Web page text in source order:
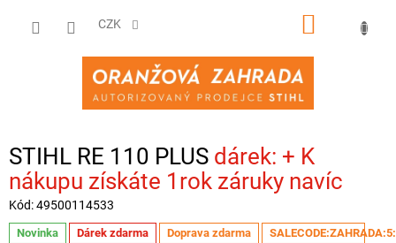
CZK
NÁKUPNÍ
STIHL RE 110 PLUS
+ K
nákupu získáte 1rok záruky navíc
Kód:49500114533
Novinka Dárek zdarma Doprava zdarma